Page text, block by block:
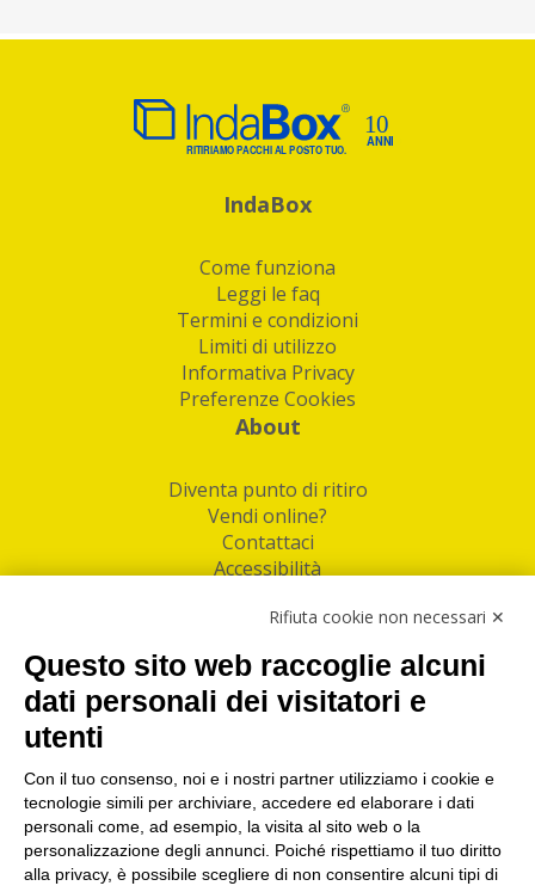
IndaBox
Come funziona
Leggi le faq
Termini e condizioni
Limiti di utilizzo
Informativa Privacy
Preferenze Cookies
About
Diventa punto di ritiro
Vendi online?
Contattaci
Accessibilità
Facebook
Linkedin
I nostri punti di ritiro e spedizione pacchi nelle
maggiori città italiane
Torino|Milano|Roma|Bologna|Firenze| Genova
Napoli|Varese
Rifiuta cookie non necessari ✕
Questo sito web raccoglie alcuni
dati personali dei visitatori e
utenti
Con il tuo consenso, noi e i nostri partner utilizziamo i cookie e
tecnologie simili per archiviare, accedere ed elaborare i dati
personali come, ad esempio, la visita al sito web o la
personalizzazione degli annunci. Poiché rispettiamo il tuo diritto
alla privacy, è possibile scegliere di non consentire alcuni tipi di